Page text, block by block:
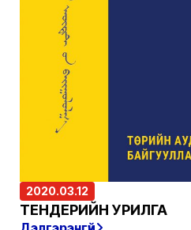
2020.03.12
ТЕНДЕРИЙН УРИЛГА